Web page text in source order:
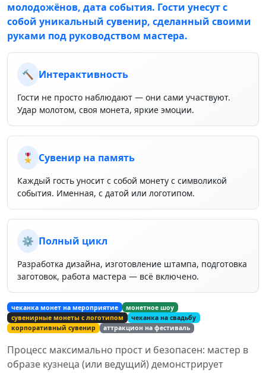
молодожёнов, дата события. Гости унесут с
собой уникальный сувенир, сделанный своими
руками под руководством мастера.
🔨 Интерактивность
Гости не просто наблюдают — они сами участвуют.
Удар молотом, своя монета, яркие эмоции.
🎖️ Сувенир на память
Каждый гость уносит с собой монету с символикой
события. Именная, с датой или логотипом.
⚙️ Полный цикл
Разработка дизайна, изготовление штампа, подготовка
заготовок, работа мастера — всё включено.
чеканка монет на мероприятие
монетное шоу
сувенирные монеты с логотипом
чеканка на свадьбу
корпоративный сувенир
аттракцион на фестиваль
Процесс максимально прост и безопасен: мастер в
образе кузнеца (или ведущий) демонстрирует